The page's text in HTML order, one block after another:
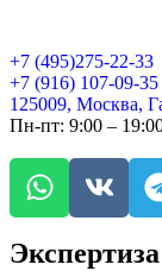
+7 (495)275-22-33
+7 (916) 107-09-35
125009, Москва,
Пн-пт: 9:00 –